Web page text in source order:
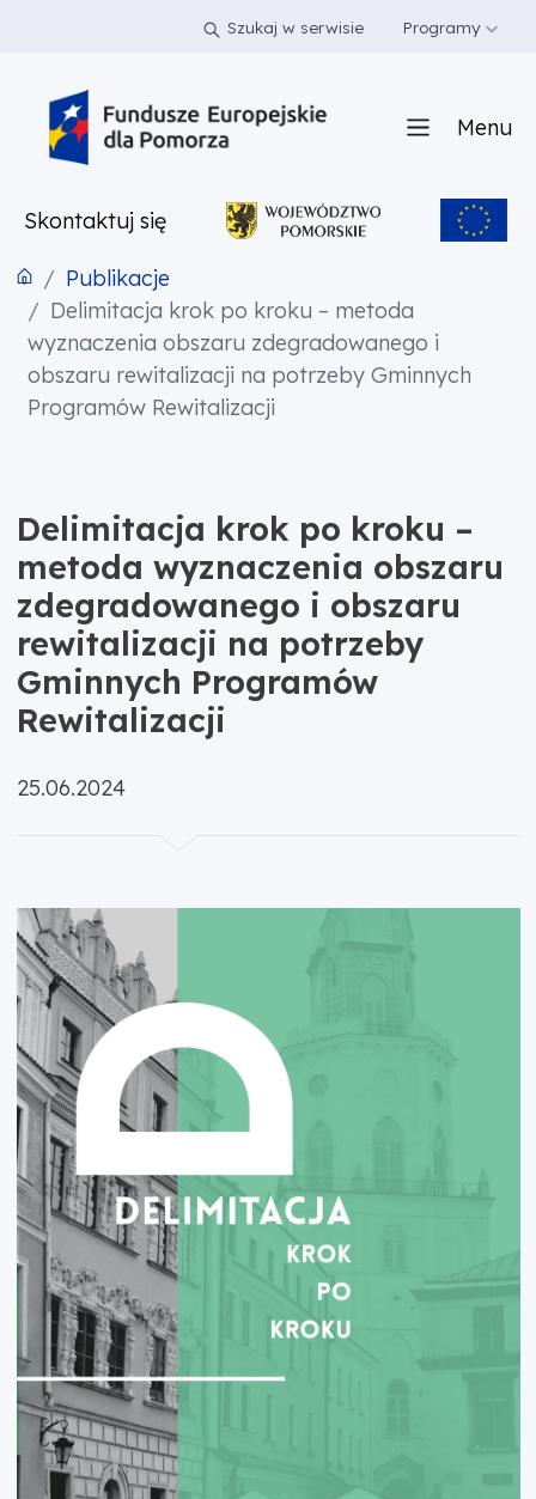
PRZEJDŹ DO TREŚCI Szukaj w serwisie Programy
Menu
Skontaktuj się
Publikacje
Delimitacja krok po kroku – metoda
wyznaczenia obszaru zdegradowanego i
obszaru rewitalizacji na potrzeby Gminnych
Programów Rewitalizacji
Delimitacja krok po kroku –
metoda wyznaczenia obszaru
zdegradowanego i obszaru
rewitalizacji na potrzeby
Gminnych Programów
Rewitalizacji
Opublikowano:
25.06.2024